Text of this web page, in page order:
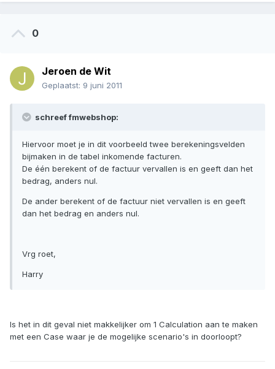
0
Jeroen de Wit
Geplaatst: 9 juni 2011
schreef fmwebshop:
Hiervoor moet je in dit voorbeeld twee berekeningsvelden
bijmaken in de tabel inkomende facturen.
De één berekent of de factuur vervallen is en geeft dan het
bedrag, anders nul.
De ander berekent of de factuur niet vervallen is en geeft
dan het bedrag en anders nul.
Vrg roet,
Harry
Is het in dit geval niet makkelijker om 1 Calculation aan te maken
met een Case waar je de mogelijke scenario's in doorloopt?